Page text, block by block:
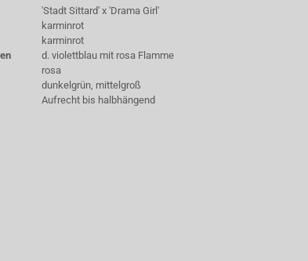
'Stadt Sittard' x 'Drama Girl'
karminrot
karminrot
d. violettblau mit rosa Flamme
rosa
dunkelgrün, mittelgroß
Aufrecht bis halbhängend